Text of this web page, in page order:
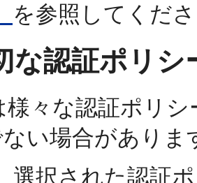
を参照してくだ
な認証ポリシ
様々な認証ポリ
い場合がありま
選択された認証